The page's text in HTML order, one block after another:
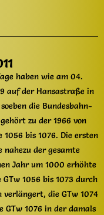
haben wie am 04.
auf der Hansastraße in
die Bundesbahn-
zu der 1966 von
1056 bis 1076. Die ersten
der gesamte
Jahr um 1000 erhöhte
1056 bis 1073 durch
die GTw 1074
GTw 1076 in der damals